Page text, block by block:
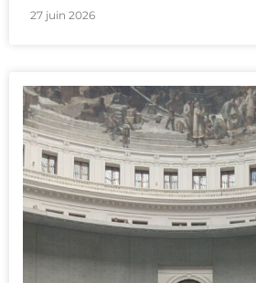
27 juin 2026